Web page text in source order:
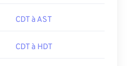
CDT à AST
CDT à HDT